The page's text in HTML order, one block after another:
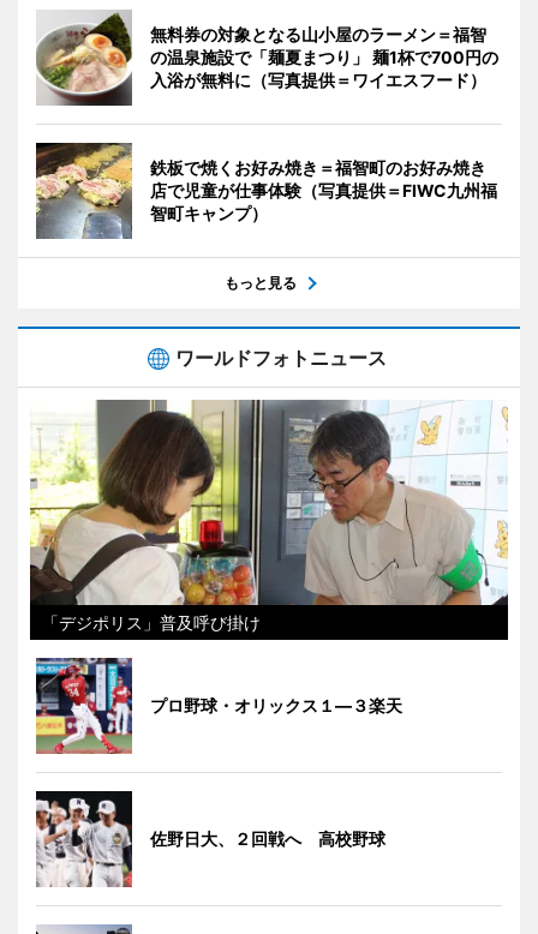
無料券の対象となる山小屋のラーメン＝福智
の温泉施設で「麺夏まつり」 麺1杯で700円の
入浴が無料に（写真提供＝ワイエスフード）
鉄板で焼くお好み焼き＝福智町のお好み焼き
店で児童が仕事体験（写真提供＝FIWC九州福
智町キャンプ）
もっと見る
ワールドフォトニュース
「デジポリス」普及呼び掛け
プロ野球・オリックス１―３楽天
佐野日大、２回戦へ 高校野球